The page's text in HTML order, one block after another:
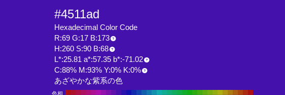
#4511ad
Hexadecimal Color Code
R:69 G:17 B:173
H:260 S:90 B:68
L*:25.81 a*:57.35 b*:-71.02
C:88% M:93% Y:0% K:0%
あざやかな紫系の色
色相